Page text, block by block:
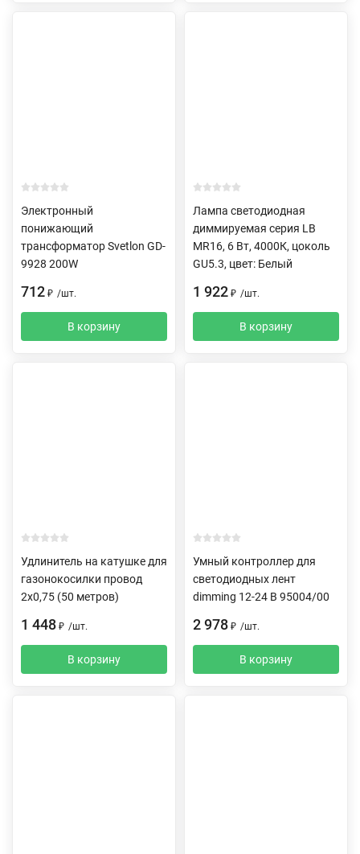
Электронный
понижающий
трансформатор Svetlon GD-
9928 200W
712 ₽ /шт.
В корзину
Лампа светодиодная
диммируемая серия LB
MR16, 6 Вт, 4000К, цоколь
GU5.3, цвет: Белый
1 922 ₽ /шт.
В корзину
Удлинитель на катушке для
газонокосилки провод
2х0,75 (50 метров)
1 448 ₽ /шт.
В корзину
Умный контроллер для
светодиодных лент
dimming 12-24 В 95004/00
2 978 ₽ /шт.
В корзину